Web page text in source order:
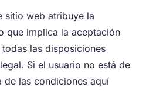
sitio web atribuye la
que implica la aceptación
las disposiciones
Si el usuario no está de
de las condiciones aquí